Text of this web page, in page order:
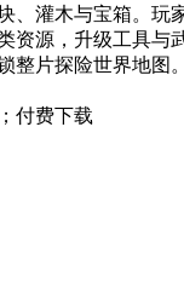
、灌木与宝箱。玩
资源，升级工具与
整片探险世界地图。
付费下载